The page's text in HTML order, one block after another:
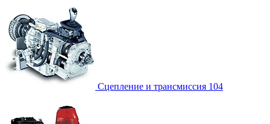
Сцепление и трансмиссия 104